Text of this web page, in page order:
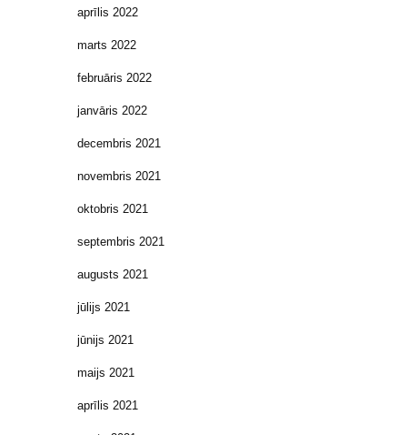
aprīlis 2022
marts 2022
februāris 2022
janvāris 2022
decembris 2021
novembris 2021
oktobris 2021
septembris 2021
augusts 2021
jūlijs 2021
jūnijs 2021
maijs 2021
aprīlis 2021